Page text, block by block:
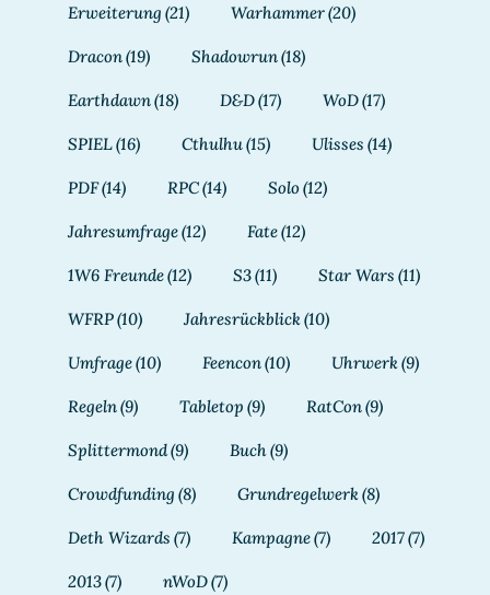
Erweiterung (21) Warhammer(20)
Dracon(19) Shadowrun(18)
Earthdawn(18) D&D(17) WoD(17)
SPIEL(16) Cthulhu(15) Ulisses (14)
PDF(14) RPC(14) Solo(12)
Jahresumfrage(12) Fate(12)
1W6 Freunde(12) S3(11) Star Wars (11)
WFRP(10) Jahresrückblick(10)
Umfrage(10) Feencon(10) Uhrwerk(9)
Regeln(9) Tabletop (9) RatCon(9)
Splittermond(9) Buch(9)
Crowdfunding (8) Grundregelwerk(8)
Deth Wizards (7) Kampagne(7) 2017(7)
2013(7) nWoD(7)